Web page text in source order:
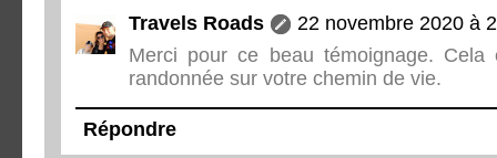
Travels Roads
22 novembre 2020 à
Merci pour ce beau témoignage. Cela
randonnée sur votre chemin de vie.
Répondre